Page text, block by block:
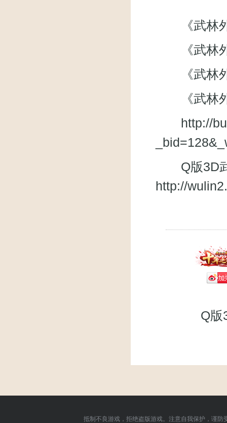
《武林外
《武林外
《武林外
《武林外
http://
Q版3D武
http://
Q版
抵制不良游戏，拒绝盗版游戏。注意自我保护，谨防